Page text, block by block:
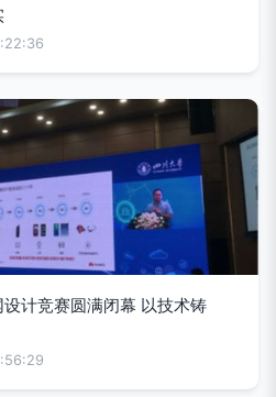
计竞赛圆满闭幕 以技术铸